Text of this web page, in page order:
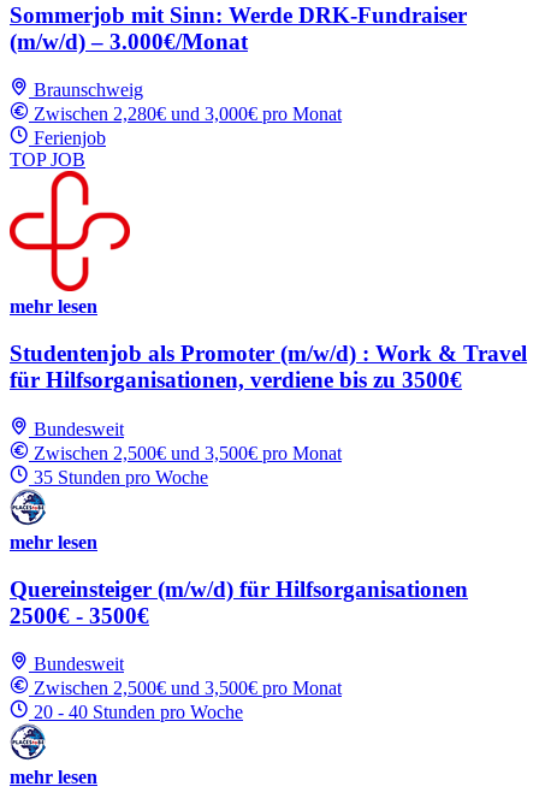
Sommerjob mit Sinn: Werde DRK-Fundraiser
(m/w/d) – 3.000€/Monat
Braunschweig
Zwischen 2,280€ und 3,000€ pro Monat
Ferienjob
TOP JOB
mehr lesen
Studentenjob als Promoter (m/w/d) : Work & Travel
für Hilfsorganisationen, verdiene bis zu 3500€
Bundesweit
Zwischen 2,500€ und 3,500€ pro Monat
35 Stunden pro Woche
mehr lesen
Quereinsteiger (m/w/d) für Hilfsorganisationen
2500€ - 3500€
Bundesweit
Zwischen 2,500€ und 3,500€ pro Monat
20 - 40 Stunden pro Woche
mehr lesen